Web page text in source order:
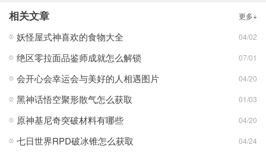
相关文章 更多+
妖怪屋式神喜欢的食物大全 04/02
绝区零拉面品鉴师成就怎么解锁 07/01
会开心会幸运会与美好的人相遇图片 04/20
黑神话悟空聚形散气怎么获取 01/03
原神基尼奇突破材料有哪些 04/20
七日世界RPD破冰锥怎么获取 04/24